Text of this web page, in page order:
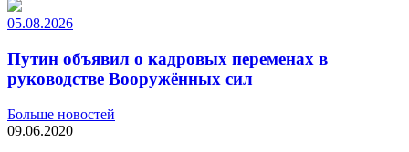
05.08.2026
Путин объявил о кадровых переменах в
руководстве Вооружённых сил
Больше новостей
09.06.2020